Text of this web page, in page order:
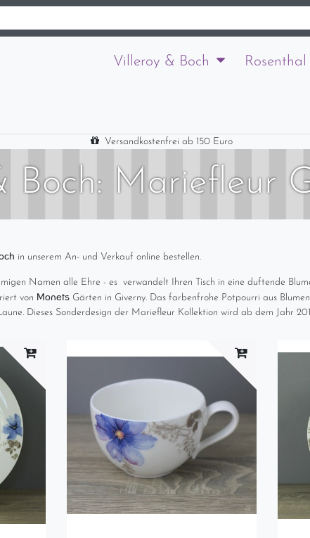
Villeroy & Boch Rosenthal
Versandkostenfrei ab 150 Euro
Boch: Mariefleur
in unserem An- und Verkauf online bestellen.
Namen alle Ehre - es verwandelt Ihren Tisch in eine duftende
von Monets Gärten in Giverny. Das farbenfrohe Potpourri aus
Dieses Sonderdesign der Mariefleur Kollektion wird ab dem Jahr